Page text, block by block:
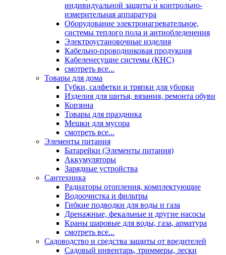
индивидуальной защиты и контрольно-
измерительная аппаратура
Оборудование электронагревательное,
системы теплого пола и антиобледенения
Электроустановочные изделия
Кабельно-проводниковая продукция
Кабеленесущие системы (КНС)
смотреть все...
Товары для дома
Губки, салфетки и тряпки для уборки
Изделия для шитья, вязания, ремонта обуви
Корзина
Товары для праздника
Мешки для мусора
смотреть все...
Элементы питания
Батарейки (Элементы питания)
Аккумуляторы
Зарядные устройства
Сантехника
Радиаторы отопления, комплектующие
Водоочистка и фильтры
Гибкие подводки для воды и газа
Дренажные, фекальные и другие насосы
Краны шаровые для воды, газа, арматура
смотреть все...
Садоводство и средства защиты от вредителей
Садовый инвентарь, триммеры, лески